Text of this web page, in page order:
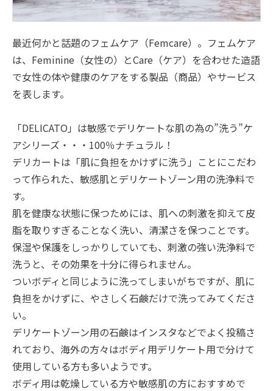
最近何かと話題のフェムケア（Femcare）。フェムケア
は、Feminine（女性の）とCare（ケア）を合わせた造語
で女性の体や健康のケアをする製品（商品）やサービス
を表します。
「DELICATO」は敏感でデリケートな肌の為の”洗う”ケ
アシリーズ・・・100％ナチュラル！
デリカートは「肌に負担をかけずに洗う」ことにこだわ
って作られた、敏感肌とデリケートゾーン用の洗浄料で
す。
肌を健康な状態に保つためには、肌への刺激を抑えて皮
脂を取りすぎることなく洗い、清潔さを保つことです。
保湿や保護をしっかりしていても、刺激の強い洗浄料で
洗うと、その効果を十分に得られません。
ついボディと同じように洗ってしまいがちですが、肌に
負担をかけずに、やさしく石鹸だけで洗ってみてくださ
い。
デリケートゾーン用の石鹸はインスタなどでよく投稿さ
れており、海外の方々はボディ用デリケート用で分けて
使用している方も多いようです。
ボディ用は乾燥している方や敏感肌の方におすすめで